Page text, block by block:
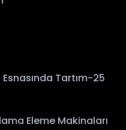
Tartım-25
Eleme Makinaları